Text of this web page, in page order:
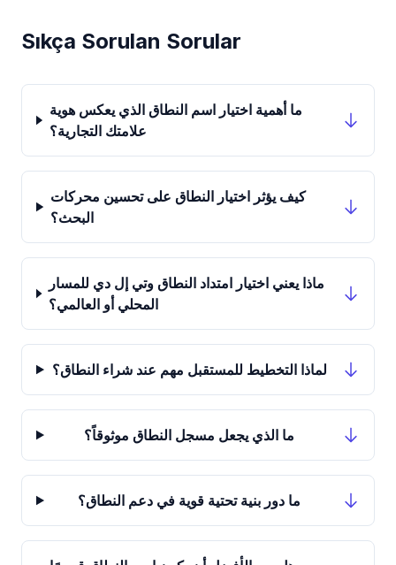
Sıkça Sorulan Sorular
ما أهمية اختيار اسم النطاق الذي يعكس هوية
علامتك التجارية؟
كيف يؤثر اختيار النطاق على تحسين محركات
البحث؟
ماذا يعني اختيار امتداد النطاق وتي إل دي للمسار
المحلي أو العالمي؟
لماذا التخطيط للمستقبل مهم عند شراء النطاق؟
ما الذي يجعل مسجل النطاق موثوقاً؟
ما دور بنية تحتية قوية في دعم النطاق؟